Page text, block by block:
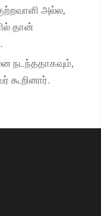
அல்ல,
தான்
நடந்ததாகவும்,
கூறினார்.